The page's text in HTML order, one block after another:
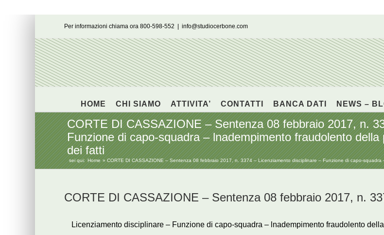
Per informazioni chiama ora 800-598-552 info@studiocerbone.com
HOME CHI SIAMO ATTIVITA’ CONTATTI BANCA DATI NEWS –
CORTE DI CASSAZIONE – Sentenza 08 febbraio 2017, n.
Funzione di capo-squadra – lnadempimento fraudolento
dei fatti
sei qui: Home CORTE DI CASSAZIONE – Sentenza 08 febbraio 2017, n. 3374 – Licenziamento disciplinare – Funzione di capo-
CORTE DI CASSAZIONE – Sentenza 08 febbraio 2017, n.
Licenziamento disciplinare – Funzione di capo-squadra – lnadempimento fraudolento